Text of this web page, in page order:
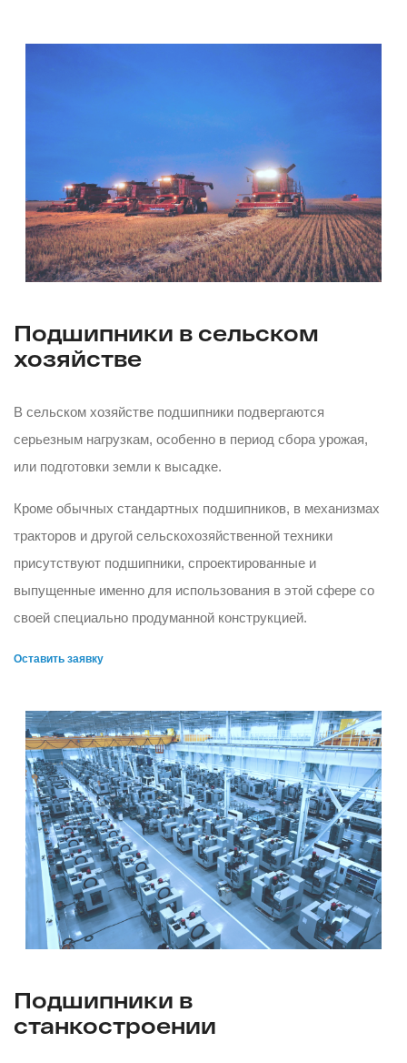
Подшипники в сельском
хозяйстве
В сельском хозяйстве подшипники подвергаются
серьезным нагрузкам, особенно в период сбора урожая,
или подготовки земли к высадке.
Кроме обычных стандартных подшипников, в механизмах
тракторов и другой сельскохозяйственной техники
присутствуют подшипники, спроектированные и
выпущенные именно для использования в этой сфере со
своей специально продуманной конструкцией.
Оставить заявку
Подшипники в
станкостроении